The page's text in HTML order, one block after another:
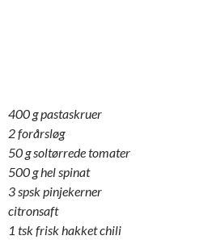
400 g pastaskruer
2 forårsløg
50 g soltørrede tomater
500 g hel spinat
3 spsk pinjekerner
citronsaft
1 tsk frisk hakket chili